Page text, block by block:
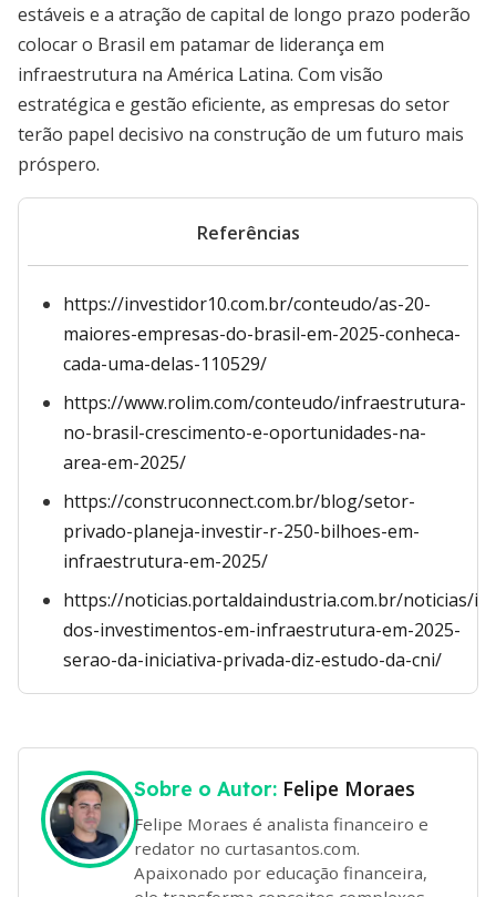
estáveis e a atração de capital de longo prazo poderão
colocar o Brasil em patamar de liderança em
infraestrutura na América Latina. Com visão
estratégica e gestão eficiente, as empresas do setor
terão papel decisivo na construção de um futuro mais
próspero.
Referências
https://investidor10.com.br/conteudo/as-20-
maiores-empresas-do-brasil-em-2025-conheca-
cada-uma-delas-110529/
https://www.rolim.com/conteudo/infraestrutura-
no-brasil-crescimento-e-oportunidades-na-
area-em-2025/
https://construconnect.com.br/blog/setor-
privado-planeja-investir-r-250-bilhoes-em-
infraestrutura-em-2025/
https://noticias.portaldaindustria.com.br/noticias/
dos-investimentos-em-infraestrutura-em-2025-
serao-da-iniciativa-privada-diz-estudo-da-cni/
Sobre o Autor: Felipe Moraes
Felipe Moraes é analista financeiro e
redator no curtasantos.com.
Apaixonado por educação financeira,